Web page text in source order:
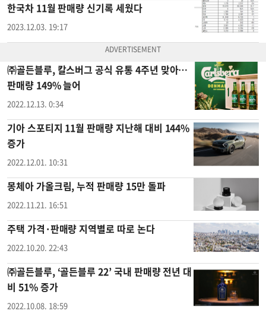
한국차 11월 판매량 신기록 세웠다
2023.12.03. 19:17
㈜골든블루, 칼스버그 공식 유통 4주년 맞아…
판매량 149% 늘어
2022.12.13. 0:34
기아 스포티지 11월 판매량 지난해 대비 144%
증가
2022.12.01. 10:31
몽체아 가올크림, 누적 판매량 15만 돌파
2022.11.21. 16:51
주택 가격·판매량 지역별로 따로 논다
2022.10.20. 22:43
㈜골든블루, ‘골든블루 22’ 국내 판매량 전년 대
비 51% 증가
2022.10.08. 18:59